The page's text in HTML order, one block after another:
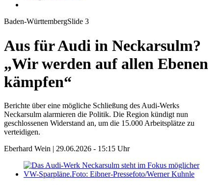
Baden-WürttembergSlide 3
Aus für Audi in Neckarsulm?
„Wir werden auf allen Ebenen
kämpfen“
Berichte über eine mögliche Schließung des Audi-Werks
Neckarsulm alarmieren die Politik. Die Region kündigt nun
geschlossenen Widerstand an, um die 15.000 Arbeitsplätze zu
verteidigen.
Eberhard Wein | 29.06.2026 - 15:15 Uhr